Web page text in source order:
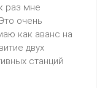
раз мне
очень
как аванс на
двух
станций